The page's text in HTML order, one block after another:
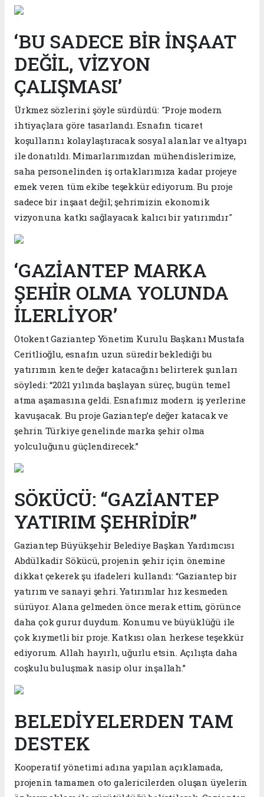
‘BU SADECE BİR İNŞAAT
DEĞİL, VİZYON
ÇALIŞMASI’
Ürkmez sözlerini şöyle sürdürdü: "Proje modern
ihtiyaçlara göre tasarlandı. Esnafın ticaret
koşullarını kolaylaştıracak sosyal alanlar ve altyapı
ile donatıldı. Mimarlarımızdan mühendislerimize,
saha personelinden iş ortaklarımıza kadar projeye
emek veren tüm ekibe teşekkür ediyorum. Bu proje
sadece bir inşaat değil; şehrimizin ekonomik
vizyonuna katkı sağlayacak kalıcı bir yatırımdır"
‘GAZİANTEP MARKA
ŞEHİR OLMA YOLUNDA
İLERLİYOR’
Otokent Gaziantep Yönetim Kurulu Başkanı Mustafa
Ceritlioğlu, esnafın uzun süredir beklediği bu
yatırımın kente değer katacağını belirterek şunları
söyledi: “2021 yılında başlayan süreç, bugün temel
atma aşamasına geldi. Esnafımız modern iş yerlerine
kavuşacak. Bu proje Gaziantep’e değer katacak ve
şehrin Türkiye genelinde marka şehir olma
yolculuğunu güçlendirecek.”
SÖKÜCÜ: “GAZİANTEP
YATIRIM ŞEHRİDİR”
Gaziantep Büyükşehir Belediye Başkan Yardımcısı
Abdülkadir Sökücü, projenin şehir için önemine
dikkat çekerek şu ifadeleri kullandı: “Gaziantep bir
yatırım ve sanayi şehri. Yatırımlar hız kesmeden
sürüyor. Alana gelmeden önce merak ettim, görünce
daha çok gurur duydum. Konumu ve büyüklüğü ile
çok kıymetli bir proje. Katkısı olan herkese teşekkür
ediyorum. Allah hayırlı, uğurlu etsin. Açılışta daha
coşkulu buluşmak nasip olur inşallah.”
BELEDİYELERDEN TAM
DESTEK
Kooperatif yönetimi adına yapılan açıklamada,
projenin tamamen oto galericilerden oluşan üyelerin